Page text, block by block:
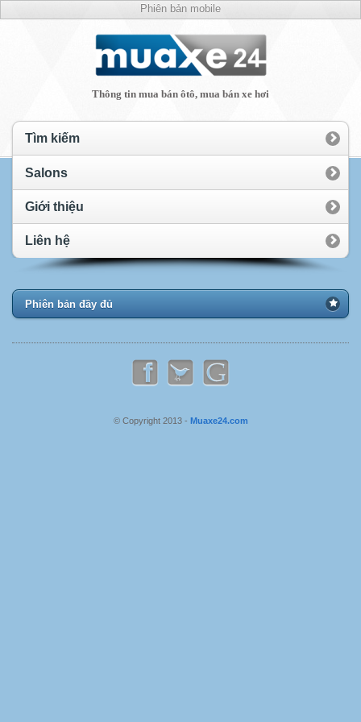
Phiên bản mobile
Thông tin mua bán ôtô, mua bán xe hơi
Tìm kiếm
Salons
Giới thiệu
Liên hệ
Phiên bản đầy đủ
© Copyright 2013 - Muaxe24.com